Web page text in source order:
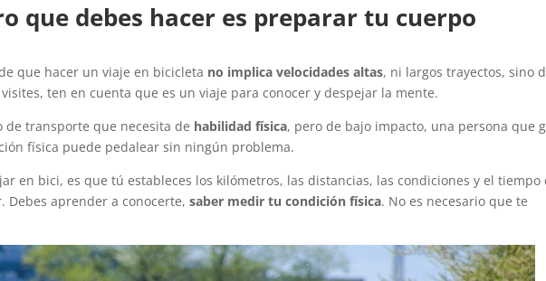
que debes hacer es preparar tu cuerpo
que hacer un viaje en bicicleta no implica velocidades altas, ni largos trayectos, sino
ten en cuenta que es un viaje para conocer y despejar la mente.
de transporte que necesita de habilidad física, pero de bajo impacto, una persona que
física puede pedalear sin ningún problema.
en bici, es que tú estableces los kilómetros, las distancias, las condiciones y el tiempo
Debes aprender a conocerte,saber medir tu condición física. No es necesario que te